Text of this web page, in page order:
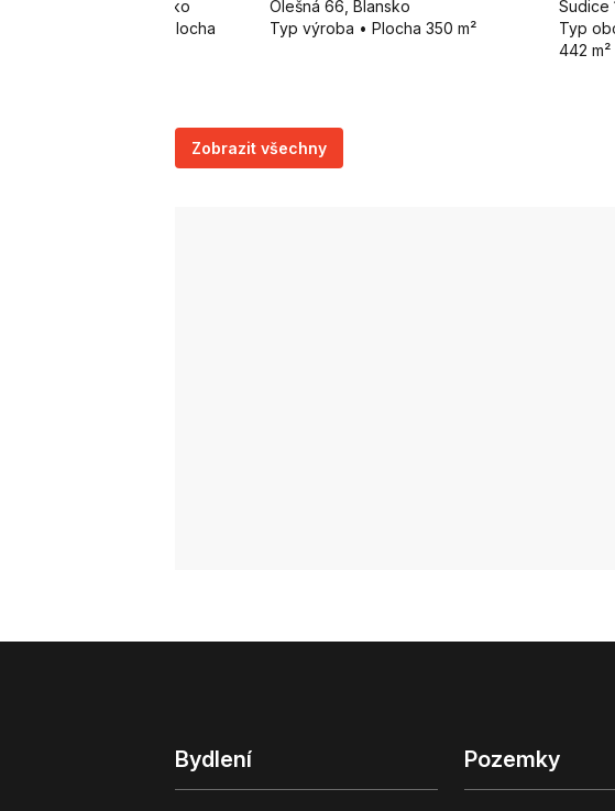
382/30, Blansko
obchodní prostory • Plocha
Olešná 66, Blansko
Typ výroba • Plocha 350 m²
Sudice
Typ
442 m²
Zobrazit všechny
Bydlení Pozemky